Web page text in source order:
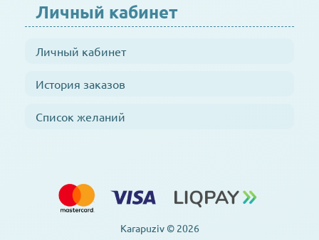
Личный кабинет
Личный кабинет
История заказов
Список желаний
Karapuziv © 2026